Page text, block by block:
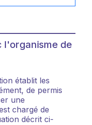
l'organisme de
établit les
de permis
une
chargé de
décrit ci-